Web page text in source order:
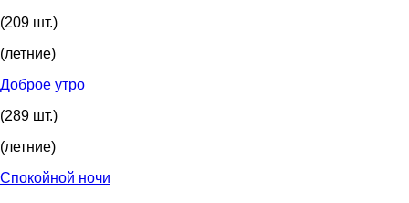
(209 шт.)
(летние)
Доброе утро
(289 шт.)
(летние)
Спокойной ночи